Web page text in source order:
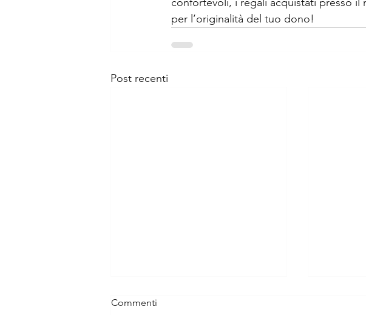
per l’originalità del tuo dono!
Post recenti
Commenti